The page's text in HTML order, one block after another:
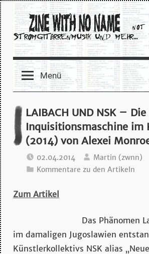
Zum
Inhalt
springen
zine
with
no
name
–
mehr…
Menü
LAIBACH UND NSK – Die
Inquisitionsmaschine im
(2014) von Alexei
02.04.2014
Martin (zwnn)
Kommentare zu den Artikeln
Zum Artikel
Das Phänomen
im damaligen Jugoslawien
Künstlerkollektivs NSK alias